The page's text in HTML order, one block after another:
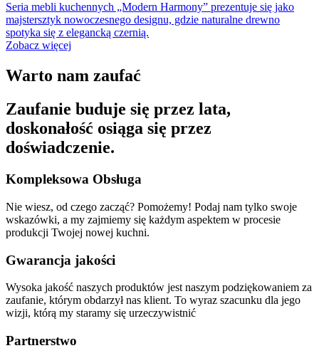
Seria mebli kuchennych „Modern Harmony” prezentuje się jako
majstersztyk nowoczesnego designu, gdzie naturalne drewno
spotyka się z elegancką czernią.
Zobacz więcej
Warto nam zaufać
Zaufanie buduje się przez lata,
doskonałość osiąga się przez
doświadczenie.
Kompleksowa Obsługa
Nie wiesz, od czego zacząć? Pomożemy! Podaj nam tylko swoje
wskazówki, a my zajmiemy się każdym aspektem w procesie
produkcji Twojej nowej kuchni.
Gwarancja jakości
Wysoka jakość naszych produktów jest naszym podziękowaniem za
zaufanie, którym obdarzył nas klient. To wyraz szacunku dla jego
wizji, którą my staramy się urzeczywistnić
Partnerstwo